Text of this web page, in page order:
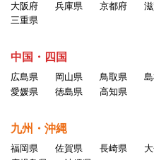
製、アップロード、掲示、伝
・同じアカウントを複数人で
・その他公序良俗、一般常識
断した行為
めたしかるべき処置をとるもの
します。
大阪府 兵庫県 京都府
三重県
中国・四国
広島県 岡山県 鳥取県
愛媛県
徳島県 高知県
九州・沖縄
福岡県 佐賀県 長崎県